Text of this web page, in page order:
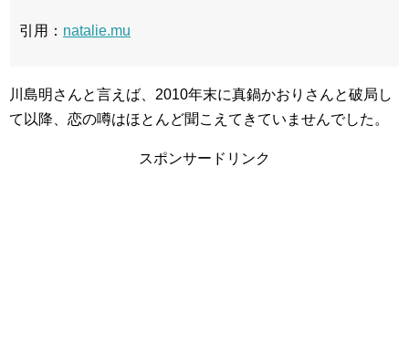
引用： natalie.mu
川島明さんと言えば、2010年末に真鍋かおりさんと破局し
て以降、恋の噂はほとんど聞こえてきていませんでした。
スポンサードリンク